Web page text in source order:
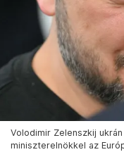
Volodimir Zelenszkij
miniszterelnökkel az